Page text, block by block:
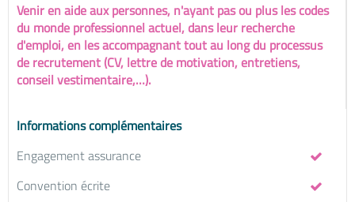
Venir en aide aux personnes, n'ayant pas ou plus les codes
du monde professionnel actuel, dans leur recherche
d'emploi, en les accompagnant tout au long du processus
de recrutement (CV, lettre de motivation, entretiens,
conseil vestimentaire,…).
Informations complémentaires
Engagement assurance
Convention écrite